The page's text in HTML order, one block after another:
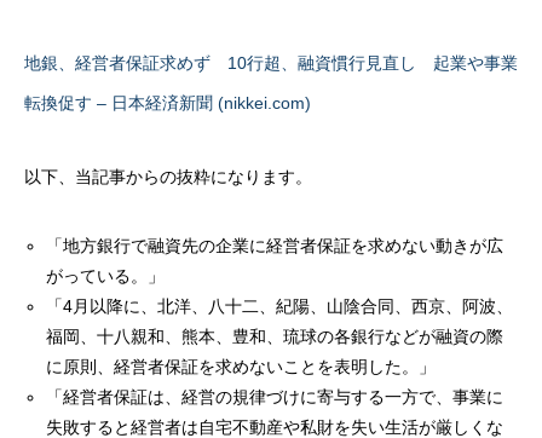
地銀、経営者保証求めず 10行超、融資慣行見直し 起業や事業
転換促す – 日本経済新聞 (nikkei.com)
以下、当記事からの抜粋になります。
「地方銀行で融資先の企業に経営者保証を求めない動きが広
がっている。」
「4月以降に、北洋、八十二、紀陽、山陰合同、西京、阿波、
福岡、十八親和、熊本、豊和、琉球の各銀行などが融資の際
に原則、経営者保証を求めないことを表明した。」
「経営者保証は、経営の規律づけに寄与する一方で、事業に
失敗すると経営者は自宅不動産や私財を失い生活が厳しくな